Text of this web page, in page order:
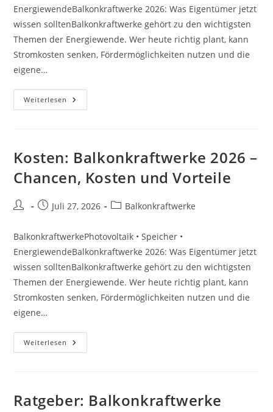
EnergiewendeBalkonkraftwerke 2026: Was Eigentümer jetzt
wissen solltenBalkonkraftwerke gehört zu den wichtigsten
Themen der Energiewende. Wer heute richtig plant, kann
Stromkosten senken, Fördermöglichkeiten nutzen und die
eigene…
Weiterlesen Vergleich:
Balkonkraftwerke
Und
Vorteile
Kosten: Balkonkraftwerke 2026 –
Chancen, Kosten und Vorteile
Beitrags-BeitragJuli 27, 2026
Beitrags-
Balkonkraftwerke
BalkonkraftwerkePhotovoltaik • Speicher •
EnergiewendeBalkonkraftwerke 2026: Was Eigentümer jetzt
wissen solltenBalkonkraftwerke gehört zu den wichtigsten
Themen der Energiewende. Wer heute richtig plant, kann
Stromkosten senken, Fördermöglichkeiten nutzen und die
eigene…
Weiterlesen Kosten:
Balkonkraftwerke
Vorteile
Ratgeber: Balkonkraftwerke